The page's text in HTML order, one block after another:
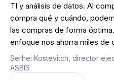
TI y análisis de datos. Al
compra qué y cuándo,
las compras de forma
enfoque nos ahorra miles de
Serhei Kostevitch, director
ASBIS